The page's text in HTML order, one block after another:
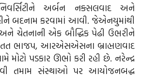
અર્બન નક્સલવાદ અને
બદનામ કરવામાં આવી. જેએનયુમાંથી
અને ચેતનાની એક બૌદ્ધિક પેઢી ઉભરીને
ભાજપ, આરએસએસના બ્રાહ્મણવાદ
મોટો પડકાર ઊભો કરી રહી છે. નરેન્દ્ર
તમામ સંસ્થાઓ પર આયોજનબદ્ધ